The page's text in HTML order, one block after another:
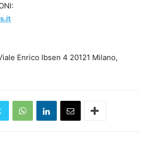
Enrico Ibsen 4 20121 Milano,